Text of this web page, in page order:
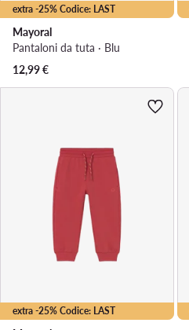
extra -25% Codice: LAST
Mayoral
Pantaloni da tuta · Blu
12,99€
extra -25% Codice: LAST